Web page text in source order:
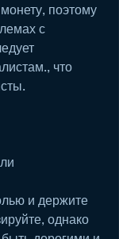
поэтому
с
что
и держите
однако